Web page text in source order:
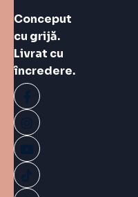
Conceput
cu grijă.
Livrat cu
încredere.